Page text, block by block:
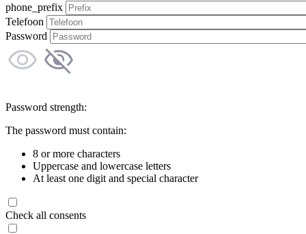
phone_prefix
Telefoon
Password
Password strength:
The password must contain:
8 or more characters
Uppercase and lowercase letters
At least one digit and special character
Check all consents